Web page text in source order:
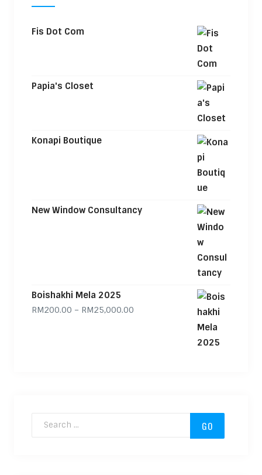
Fis Dot Com
Papia's Closet
Konapi Boutique
New Window Consultancy
Boishakhi Mela 2025
RM200.00 – RM25,000.00Price range: RM200.00 through